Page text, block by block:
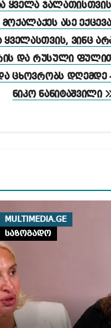
ყველა
ასე
ყველასთვის, ვინც
და რუსული
ცხოვრობს დღემდე
ნიკო ნანიტაშვილი
MULTIMEDIA.GE
საზოგადო